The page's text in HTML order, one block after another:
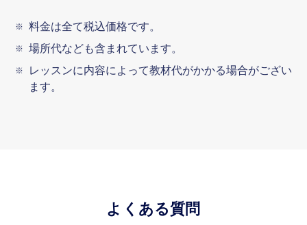
料金は全て税込価格です。
場所代なども含まれています。
レッスンに内容によって教材代がかかる場合がござい
ます。
よくある質問